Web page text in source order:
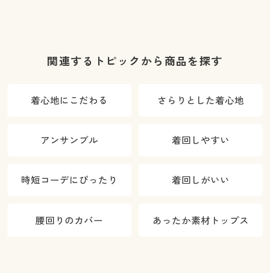
関連するトピックから商品を探す
着心地にこだわる さらりとした着心地
アンサンブル 着回しやすい
時短コーデにぴったり 着回しがいい
腰回りのカバー あったか素材トップス